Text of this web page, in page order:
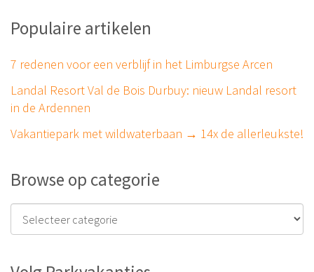
Populaire artikelen
7 redenen voor een verblijf in het Limburgse Arcen
Landal Resort Val de Bois Durbuy: nieuw Landal resort
in de Ardennen
Vakantiepark met wildwaterbaan → 14x de allerleukste!
Browse op categorie